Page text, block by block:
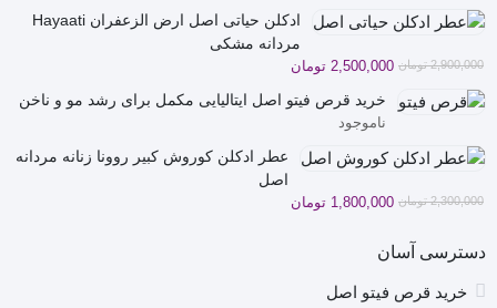
ادکلن حیاتی اصل ارض الزعفران Hayaati
مردانه مشکی
2,900,000 تومان
قیمت
اصلی
2,900,000 تومان
2,500,000 تومان
قیمت
فعلی
2,500,000 تومان
خرید قرص فیتو اصل ایتالیایی مکمل برای رشد مو و ناخن
ناموجود
عطر ادکلن کوروش کبیر روونا زنانه مردانه
اصل
2,300,000 تومان
قیمت
2,300,000 تومان
1,800,000 تومان
قیمت
1,800,000 تومان
دسترسی آسان
خرید قرص فیتو اصل